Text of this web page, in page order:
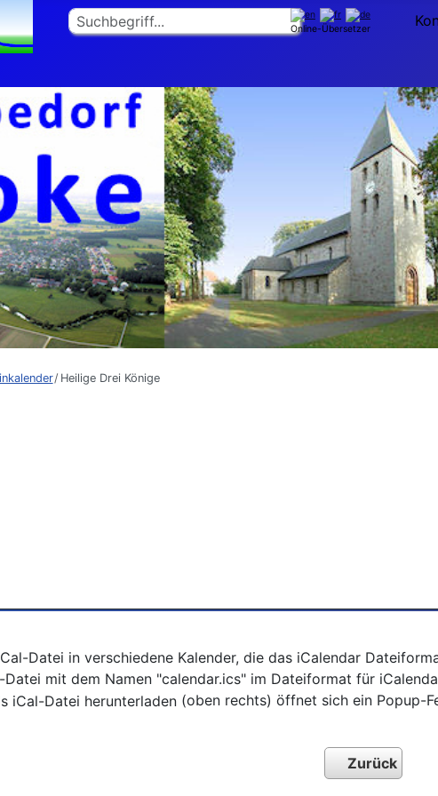
Suchen
Online-Übersetzer
Heilige Drei Könige
Datei in verschiedene Kalender, die das iCalendar
mit dem Namen "calendar.ics" im Dateiformat für
(oben rechts) öffnet sich ein Popup-
Zurück